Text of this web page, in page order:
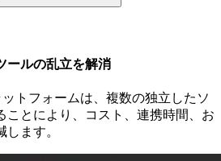
ールの乱立を解消
トフォームは、複数の独立したソ
ことにより、コスト、連携時間、お
ます。